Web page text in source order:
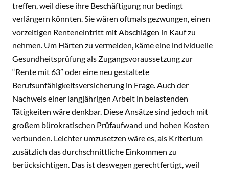
treffen, weil diese ihre Beschäftigung nur bedingt
verlängern könnten. Sie wären oftmals gezwungen, einen
vorzeitigen Renteneintritt mit Abschlägen in Kauf zu
nehmen. Um Härten zu vermeiden, käme eine individuelle
Gesundheitsprüfung als Zugangsvoraussetzung zur
“Rente mit 63” oder eine neu gestaltete
Berufsunfähigkeitsversicherung in Frage. Auch der
Nachweis einer langjährigen Arbeit in belastenden
Tätigkeiten wäre denkbar. Diese Ansätze sind jedoch mit
großem bürokratischen Prüfaufwand und hohen Kosten
verbunden. Leichter umzusetzen wäre es, als Kriterium
zusätzlich das durchschnittliche Einkommen zu
berücksichtigen. Das ist deswegen gerechtfertigt, weil